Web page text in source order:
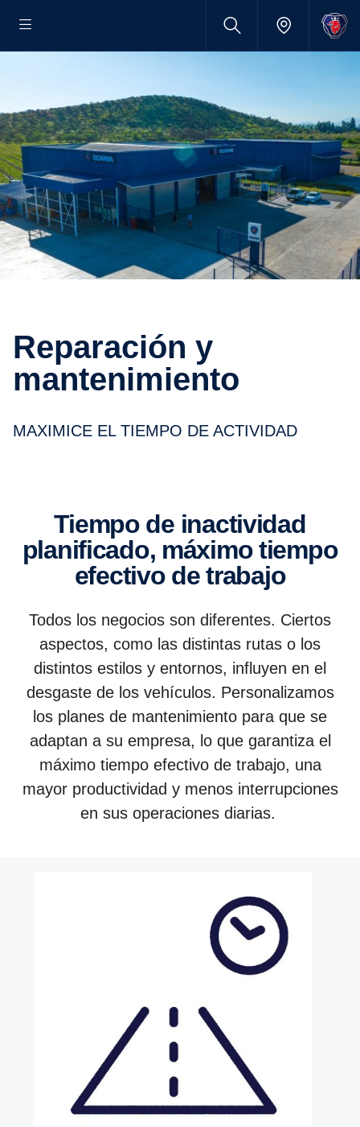
Reparación y
mantenimiento
MAXIMICE EL TIEMPO DE ACTIVIDAD
Tiempo de inactividad
planificado, máximo tiempo
efectivo de trabajo
Todos los negocios son diferentes. Ciertos
aspectos, como las distintas rutas o los
distintos estilos y entornos, influyen en el
desgaste de los vehículos. Personalizamos
los planes de mantenimiento para que se
adaptan a su empresa, lo que garantiza el
máximo tiempo efectivo de trabajo, una
mayor productividad y menos interrupciones
en sus operaciones diarias.